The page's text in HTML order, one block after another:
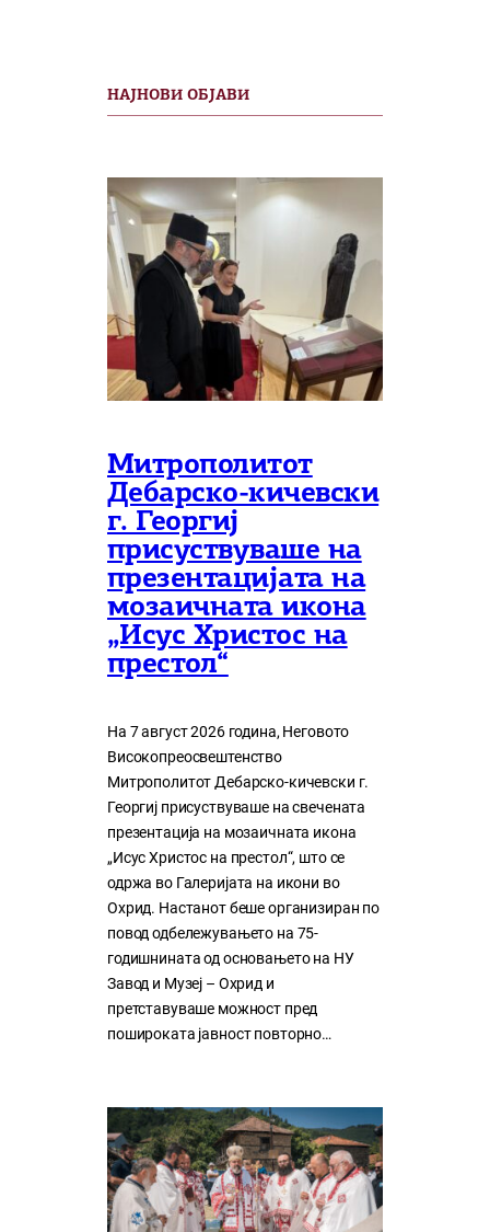
НАЈНОВИ ОБЈАВИ
Митрополитот
Дебарско-кичевски
г. Георгиј
присуствуваше на
презентацијата на
мозаичната икона
„Исус Христос на
престол“
На 7 август 2026 година, Неговото
Високопреосвештенство
Митрополитот Дебарско-кичевски г.
Георгиј присуствуваше на свечената
презентација на мозаичната икона
„Исус Христос на престол“, што се
одржа во Галеријата на икони во
Охрид. Настанот беше организиран по
повод одбележувањето на 75-
годишнината од основањето на НУ
Завод и Музеј – Охрид и
претставуваше можност пред
пошироката јавност повторно…